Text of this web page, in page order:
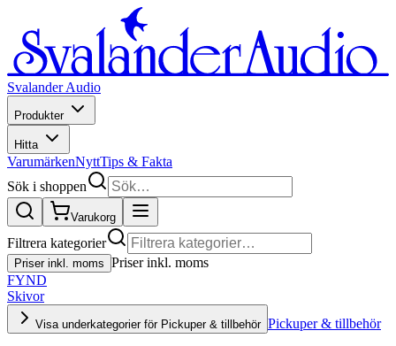
Svalander Audio
Produkter
Hitta
VarumärkenNyttTips & Fakta
Sök i shoppen
Varukorg
Filtrera kategorier
Priser inkl. moms Priser inkl. moms
FYND
Skivor
Visa underkategorier för Pickuper & tillbehör Pickuper & tillbehör